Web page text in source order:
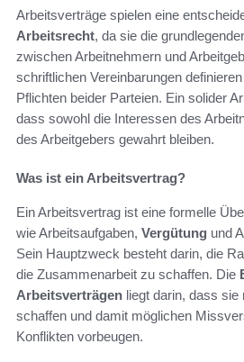
Arbeitsverträge spielen eine
Arbeitsrecht, da sie die
zwischen Arbeitnehmern und
schriftlichen Vereinbarungen
Pflichten beider Parteien. Ein solider
dass sowohl die Interessen des
des Arbeitgebers gewahrt bleiben.
Was ist ein Arbeitsvertrag?
Ein Arbeitsvertrag ist eine formelle
wie Arbeitsaufgaben, Vergütung und
Sein Hauptzweck besteht darin, die
die Zusammenarbeit zu schaffen. Die
Arbeitsverträgen liegt darin, dass sie
schaffen und damit möglichen
Konflikten vorbeugen.